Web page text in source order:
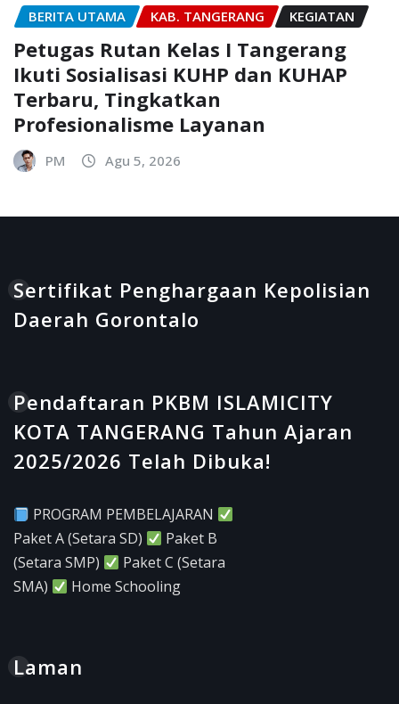
BERITA UTAMA KAB. TANGERANG KEGIATAN
Petugas Rutan Kelas I Tangerang
Ikuti Sosialisasi KUHP dan KUHAP
Terbaru, Tingkatkan
Profesionalisme Layanan
PM Agu 5, 2026
Sertifikat Penghargaan Kepolisian
Daerah Gorontalo
Pendaftaran PKBM ISLAMICITY
KOTA TANGERANG Tahun Ajaran
2025/2026 Telah Dibuka!
PROGRAM PEMBELAJARAN
Paket A (Setara SD)
Paket B
(Setara SMP)
Paket C (Setara
SMA)
Home Schooling
Laman